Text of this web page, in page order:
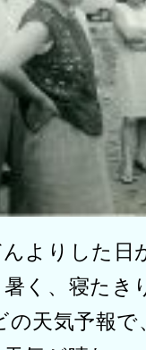
よりした日
く、寝たき
の天気予報